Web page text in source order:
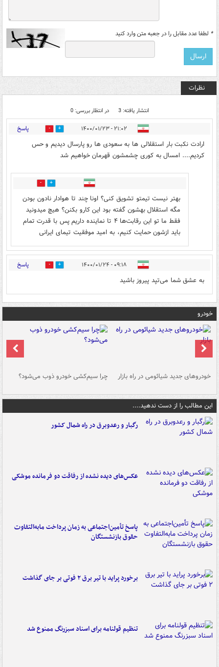
* لطفا عدد مقابل را در جعبه متن وارد کنید
نظرات
انتشار یافته: 3 در انتظار بررسی: 0
۲۱:۰۲ - ۱۴۰۰/۰۱/۲۳ 1 پاسخ
ارادت نکبت بار استقلالی ها به سعودی ها رو پارسال دیدیم و حس
کردیم.... امسال به کوری چشمشون قهرمان خواهیم شد
0
بهتر نیست تیمتو تشویق کنی؟ اونا چند تا هوادار نادون بودن
مگه استقلال بهشون گفته بود این کارو بکنن؟ هیچ میدونید
فقط ما تو این رقابت‌ها ۴ تا نماینده داریم پس با قدرت تمام
باید ازشون حمایت کنیم، به امید موفقیت تیمای ایرانی
۰۹:۱۸ - ۱۴۰۰/۰۱/۲۴ 0 پاسخ
به عشق شما می‌تپد پیروز باشید
خودرو
خودروهای جدید شیائومی در راه بازار چرا سیم‌کشی خودرو ذوب می‌شود؟
این مطالب را از دست ندهید....
رگبار و رعدوبرق در راه شمال کشور
عکس‌های دیده نشده از رفاقت دو فرمانده‌ موشکی
پاسخ تأمین‌اجتماعی به زمان پرداخت مابه‌التفاوت
حقوق بازنشستگان
برخورد پراید با تیر برق ۲ فوتی بر جای گذاشت
تنظیم قولنامه برای اسناد سبزرنگ ممنوع شد